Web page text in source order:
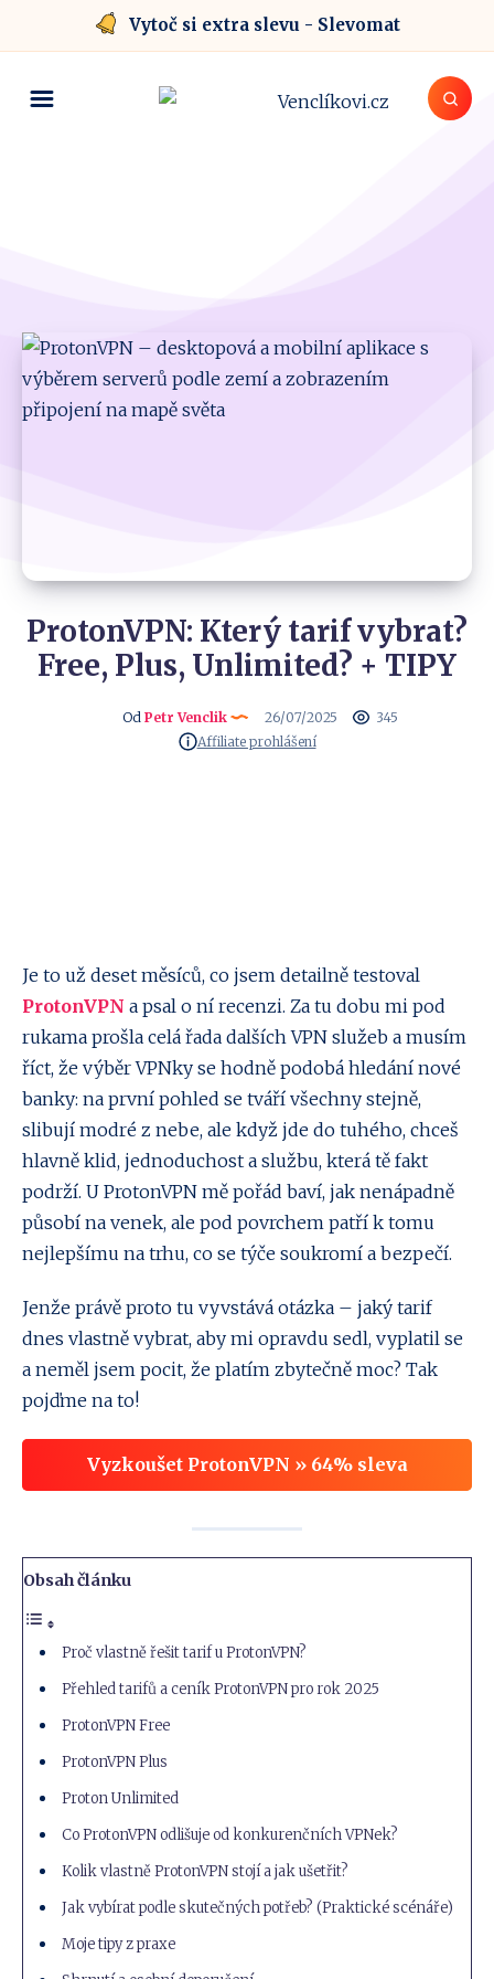
Vytoč si extra slevu - Slevomat
ProtonVPN: Který tarif vybrat?
Free, Plus, Unlimited? + TIPY
Od Petr Venclik 26/07/2025
345
Affiliate prohlášení
Je to už deset měsíců, co jsem detailně testoval
ProtonVPN a psal o ní recenzi. Za tu dobu mi pod
rukama prošla celá řada dalších VPN služeb a musím
říct, že výběr VPNky se hodně podobá hledání nové
banky: na první pohled se tváří všechny stejně,
slibují modré z nebe, ale když jde do tuhého, chceš
hlavně klid, jednoduchost a službu, která tě fakt
podrží. U ProtonVPN mě pořád baví, jak nenápadně
působí na venek, ale pod povrchem patří k tomu
nejlepšímu na trhu, co se týče soukromí a bezpečí.
Jenže právě proto tu vyvstává otázka – jaký tarif
dnes vlastně vybrat, aby mi opravdu sedl, vyplatil se
a neměl jsem pocit, že platím zbytečně moc? Tak
pojďme na to!
Vyzkoušet ProtonVPN » 64% sleva
Obsah článku
Proč vlastně řešit tarif u ProtonVPN?
Přehled tarifů a ceník ProtonVPN pro rok 2025
ProtonVPN Free
ProtonVPN Plus
Proton Unlimited
Co ProtonVPN odlišuje od konkurenčních VPNek?
Kolik vlastně ProtonVPN stojí a jak ušetřit?
Jak vybírat podle skutečných potřeb? (Praktické scénáře)
Moje tipy z praxe